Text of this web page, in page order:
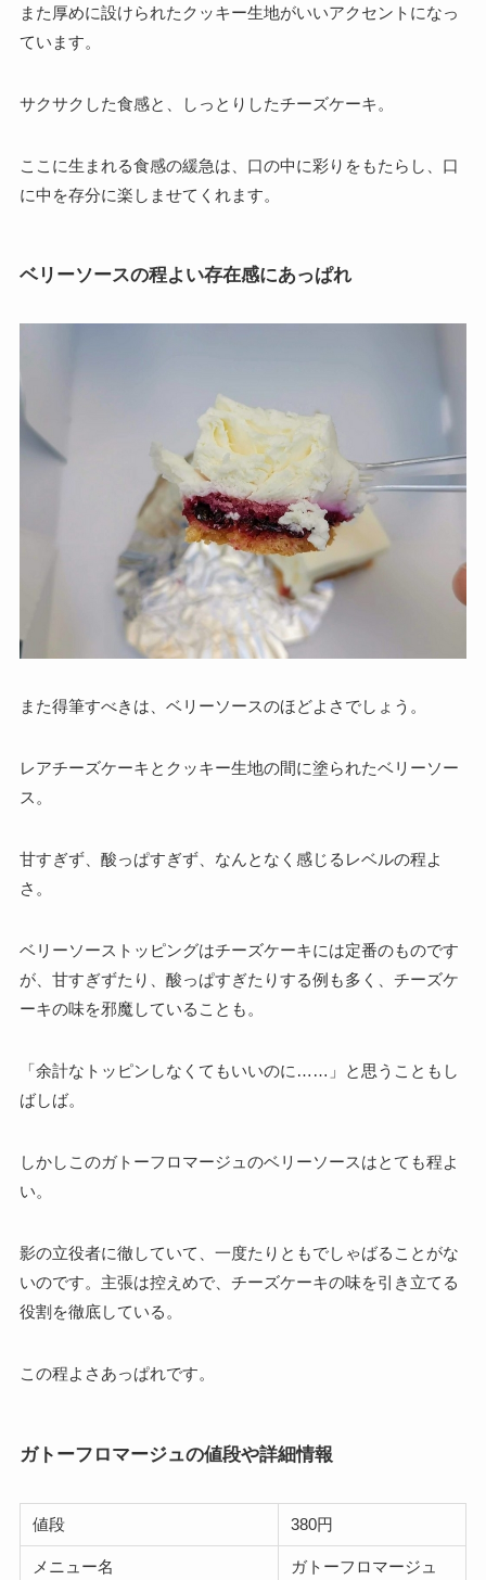
また厚めに設けられたクッキー生地がいいアクセントになっ
ています。
サクサクした食感と、 しっとりしたチーズケーキ。
ここに生まれる食感の緩急は、口の中に彩りをもたらし、口
に中を存分に楽しませてくれます。
ベリーソースの程よい存在感にあっぱれ
また得筆すべきは、ベリーソースのほどよさでしょう。
レアチーズケーキとクッキー生地の間に塗られたベリーソー
ス。
甘すぎず、酸っぱすぎず、なんとなく感じるレベルの程よ
さ。
ベリーソーストッピングはチーズケーキには定番のものです
が、 甘すぎずたり、酸っぱすぎたりする例も多く、チーズケ
ーキの味を邪魔していることも。
「余計なトッピンしなくてもいいのに……」と思うこともし
ばしば。
しかしこのガトーフロマージュのベリーソースはとても程よ
い。
影の立役者に徹していて、一度たりともでしゃばることがな
いのです。主張は控えめで、チーズケーキの味を引き立てる
役割を徹底している。
この程よさあっぱれです。
ガトーフロマージュの値段や詳細情報
値段 380円
メニュー名 ガトーフロマージュ